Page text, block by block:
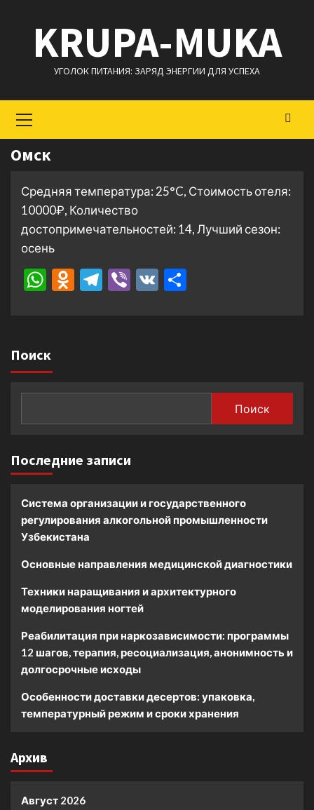
содержимому
KRUPA-MUKA
УГОЛОК ПИТАНИЯ: ЗАРЯД ЭНЕРГИИ ДЛЯ УСПЕХА
меню
Омск
Средняя температура: 25°C, Стоимость отеля:
10000₽, Количество
достопримечательностей: 14, Лучший сезон:
осень
WhatsApp
Odnoklassniki
Telegram
Viber
VK
Поиск
Поиск
Последние записи
Система организации и государственного
регулирования алкогольной промышленности
Узбекистана
Основные направления медицинской диагностики
Техники наращивания и архитектурного
моделирования ногтей
Реабилитация при наркозависимости: программы
12 шагов, терапия, ресоциализация, анонимность и
долгосрочные исходы
Особенности доставки десертов: упаковка,
температурный режим и сроки хранения
Архив
Август 2026